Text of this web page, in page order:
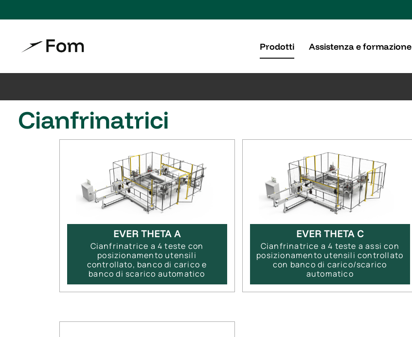
Prodotti Assistenza e formazione
Cianfrinatrici
EVER THETA A
Cianfrinatrice a 4 teste con
posizionamento utensili
controllato, banco di carico e
banco di scarico automatico
EVER THETA C
Cianfrinatrice a 4 teste a assi con
posizionamento utensili controllato
con banco di carico/scarico
automatico